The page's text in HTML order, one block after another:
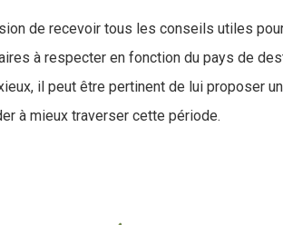
de recevoir tous les conseils utiles
à respecter en fonction du pays de
il peut être pertinent de lui proposer un
à mieux traverser cette période.